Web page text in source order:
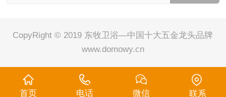
CopyRight © 2019 东牧卫浴—中国十大五金龙头品牌
www.domowy.cn
首页 电话 微信 联系